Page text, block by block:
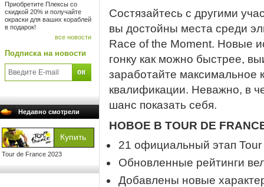
Приобретите Плексы со
скидкой 20% и получайте
окраски для ваших кораблей
в подарок!
все новости
Подписка на новости
Недавно смотрели
Tour de France 2023
Состязайтесь с другими
вы достойны места среди
Race of the Moment. Новые
гонку как можно быстрее,
заработайте максимальное
квалификации. Неважно, в
шанс показать себя.
НОВОЕ В TOUR DE
21 официальный этап
Обновленные рейтинги
Добавлены новые